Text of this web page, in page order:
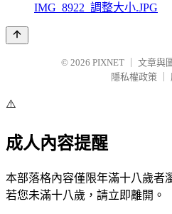
IMG_8922_調整大小.JPG
© 2026 PIXNET
文章與
隱私權政策
⚠️
成人內容提醒
本部落格內容僅限年滿十八歲者
若您未滿十八歲，請立即離開。